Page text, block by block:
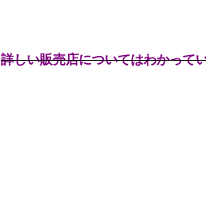
詳しい販売店についてはわかって